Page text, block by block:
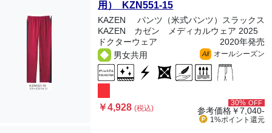
用） KZN551-15
KAZEN
パンツ（米式パンツ）スラックス
KAZEN カゼン メディカルウェア 2025
ドクターウェア
2020年発売
男女共用
All オールシーズン
￥4,928(税込)
30% OFF
参考価格￥7,040-
1%ポイント 還元